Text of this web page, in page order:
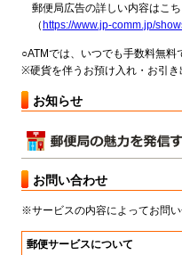
郵便局広告の詳しい内容はこち
（ https://www.jp-comm.jp/
○ATMでは、いつでも手数料無料
※硬貨を伴うお預け入れ・お引き
お知らせ
お問い合わせ
※サービスの内容によってお問い
郵便サービスについて